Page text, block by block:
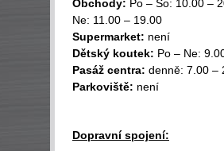
Obchody: Po – So: 10.00 –
Ne: 11.00 – 19.00
Supermarket: není
Dětský koutek: Po – Ne:
Pasáž centra: denně: 7.00 –
Parkoviště: není
Dopravní spojení: